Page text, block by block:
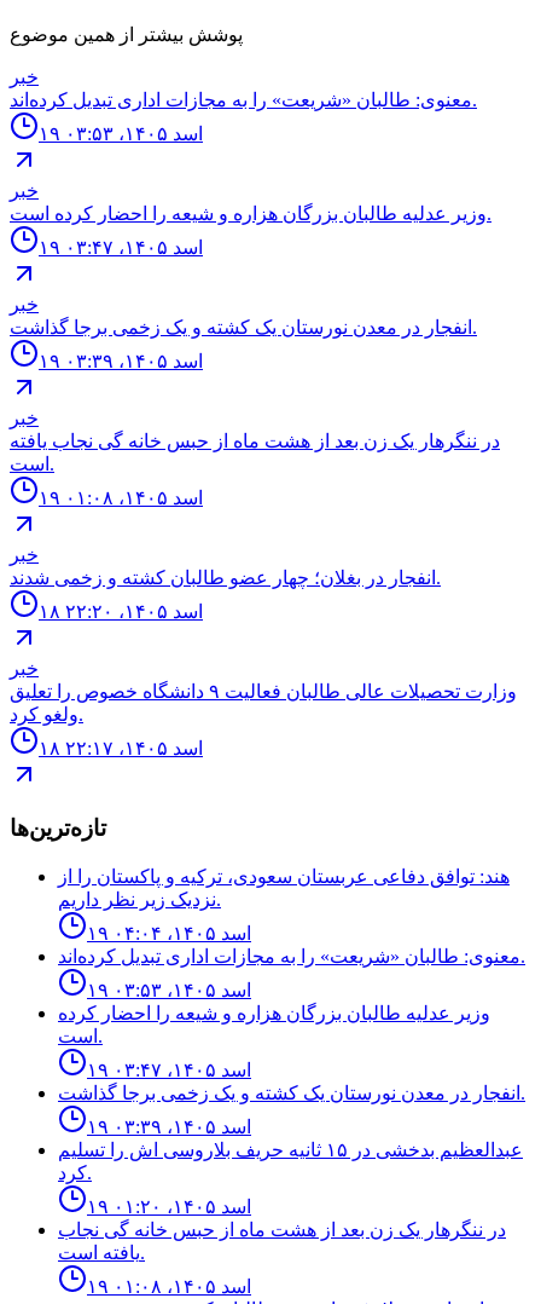
پوشش بیشتر از همین موضوع
خبر
معنوی: طالبان «شریعت» را به مجازات اداری تبدیل کرده‌اند.
۱۹ اسد ۱۴۰۵، ۰۳:۵۳
خبر
وزیر عدلیه طالبان بزرگان هزاره و شیعه را احضار کرده است.
۱۹ اسد ۱۴۰۵، ۰۳:۴۷
خبر
انفجار در معدن نورستان يک كشته و یک زخمى برجا گذاشت.
۱۹ اسد ۱۴۰۵، ۰۳:۳۹
خبر
در ننگرهار یک زن بعد از هشت ماه از حبس خانه گی نجاب یافته
است.
۱۹ اسد ۱۴۰۵، ۰۱:۰۸
خبر
انفجار در بغلان؛ چهار عضو طالبان كشته و زخمى شدند.
۱۸ اسد ۱۴۰۵، ۲۲:۲۰
خبر
وزارت تحصيلات عالى طالبان فعاليت ٩ دانشگاه خصوص را تعليق
ولغو كرد.
۱۸ اسد ۱۴۰۵، ۲۲:۱۷
تازه‌ترین‌ها
هند: توافق دفاعی عربستان سعودی، ترکیه و پاکستان را از
نزدیک زیر نظر داریم.
۱۹ اسد ۱۴۰۵، ۰۴:۰۴
معنوی: طالبان «شریعت» را به مجازات اداری تبدیل کرده‌اند.
۱۹ اسد ۱۴۰۵، ۰۳:۵۳
وزیر عدلیه طالبان بزرگان هزاره و شیعه را احضار کرده
است.
۱۹ اسد ۱۴۰۵، ۰۳:۴۷
انفجار در معدن نورستان يک كشته و یک زخمى برجا گذاشت.
۱۹ اسد ۱۴۰۵، ۰۳:۳۹
عبدالعظيم بدخشى در ١۵ ثانيه حريف بلاروسى اش را تسليم
كرد.
۱۹ اسد ۱۴۰۵، ۰۱:۲۰
در ننگرهار یک زن بعد از هشت ماه از حبس خانه گی نجاب
یافته است.
۱۹ اسد ۱۴۰۵، ۰۱:۰۸